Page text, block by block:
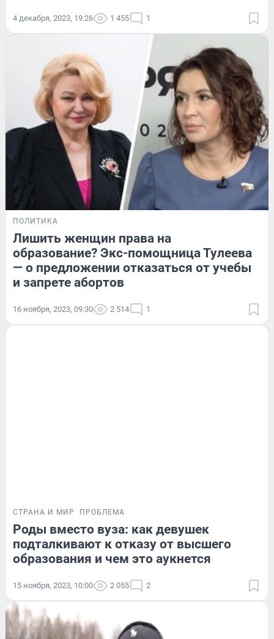
4 декабря, 2023, 19:26 1 455 1
ПОЛИТИКА
Лишить женщин права на
образование? Экс-помощница Тулеева
— о предложении отказаться от учебы
и запрете абортов
16 ноября, 2023, 09:30 2 514 1
СТРАНА И МИР ПРОБЛЕМА
Роды вместо вуза: как девушек
подталкивают к отказу от высшего
образования и чем это аукнется
15 ноября, 2023, 10:00 2 055 2